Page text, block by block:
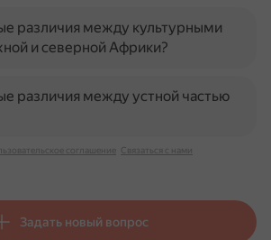
различия между культурными
и северной Африки?
различия между устной частью
соглашение Связаться с нами
Задать новый вопрос